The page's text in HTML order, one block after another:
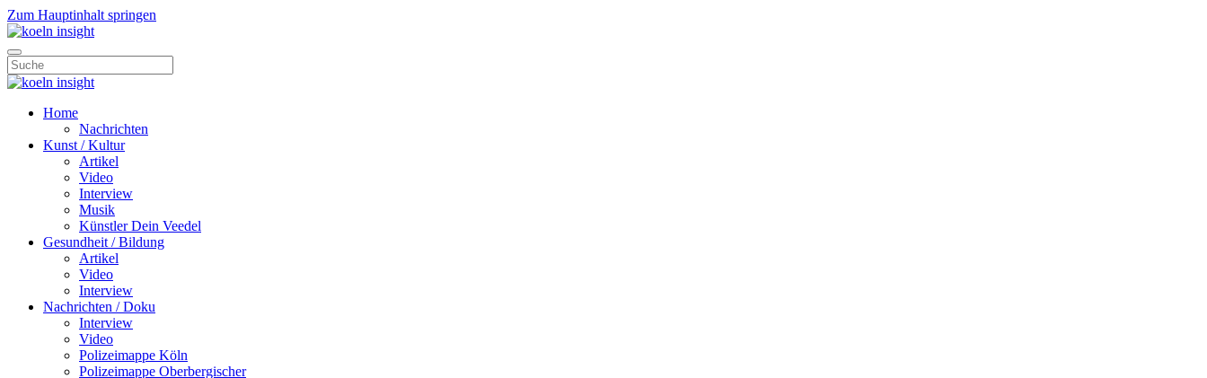
Zum Hauptinhalt springen
Home
Nachrichten
Kunst / Kultur
Artikel
Video
Interview
Musik
Künstler Dein Veedel
Gesundheit / Bildung
Artikel
Video
Interview
Nachrichten / Doku
Interview
Video
Polizeimappe Köln
Polizeimappe Oberbergischer